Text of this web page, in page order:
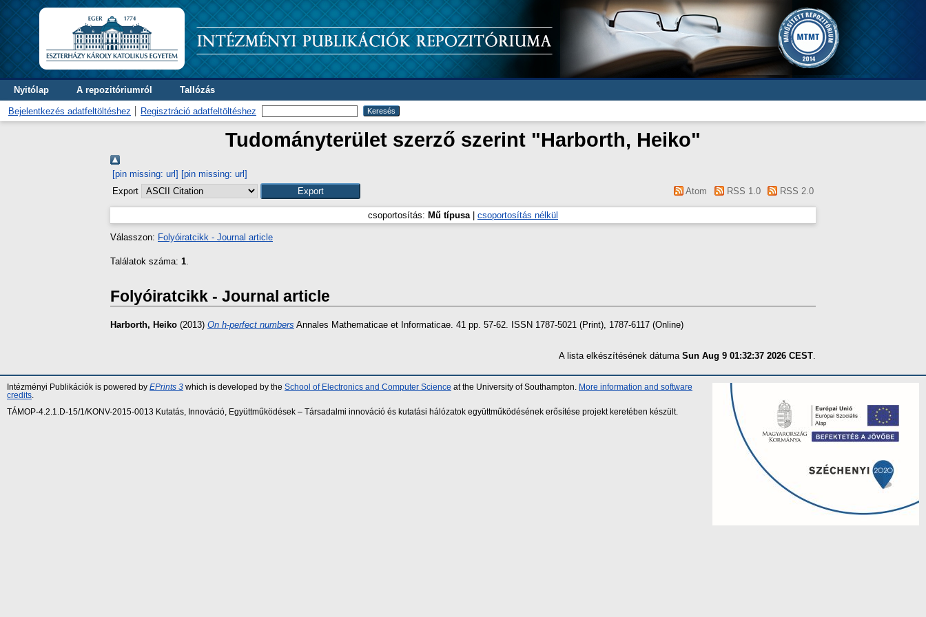
Nyitólap A repozitóriumról Tallózás
Bejelentkezés adatfeltöltéshez Regisztráció adatfeltöltéshez
Tudományterület szerző szerint "Harborth, Heiko"
[pin missing: url] [pin missing: url]
Export
Atom RSS 1.0 RSS 2.0
csoportosítás: Mű típusa| csoportosítás nélkül
Válasszon: Folyóiratcikk - Journal article
Találatok száma: 1.
Folyóiratcikk - Journal article
Harborth, Heiko (2013) On h-perfect numbers Annales Mathematicae et Informaticae. 41 pp. 57-62. ISSN 1787-5021 (Print), 1787-6117 (Online)
A lista elkészítésének dátuma Sun Aug 9 01:32:37 2026 CEST.
Intézményi Publikációk is powered by EPrints 3 which is developed by the School of Electronics and Computer Science at the University of Southampton.
More information and software
credits
TÁMOP-4.2.1.D-15/1/KONV-2015-0013 Kutatás, Innováció, Együttműködések – Társadalmi innováció és kutatási hálózatok együttműködésének erősítése projekt keretében készült.